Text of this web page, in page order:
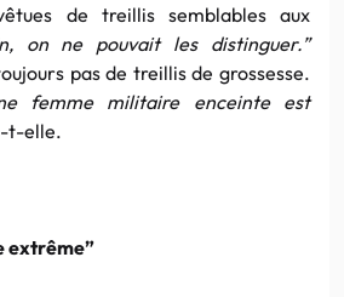
de treillis semblables aux
on ne pouvait les distinguer.”
pas de treillis de grossesse.
femme militaire enceinte est
t-elle.
extrême”